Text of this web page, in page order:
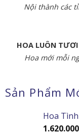
Nội thành các
HOA LUÔN
Hoa mới mỗi
Sản Phẩm
Hoa
1.620.000